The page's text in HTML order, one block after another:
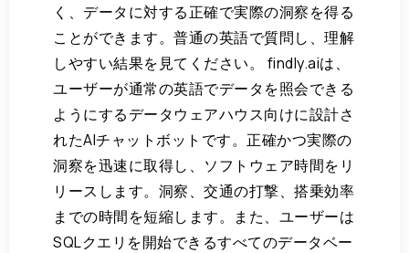
く、データに対する正確で実際の洞察を得る
ことができます。普通の英語で質問し、理解
しやすい結果を見てください。 findly.aiは、
ユーザーが通常の英語でデータを照会できる
ようにするデータウェアハウス向けに設計さ
れたAIチャットボットです。正確かつ実際の
洞察を迅速に取得し、ソフトウェア時間をリ
リースします。洞察、交通の打撃、搭乗効率
までの時間を短縮します。また、ユーザーは
SQLクエリを開始できるすべてのデータベー